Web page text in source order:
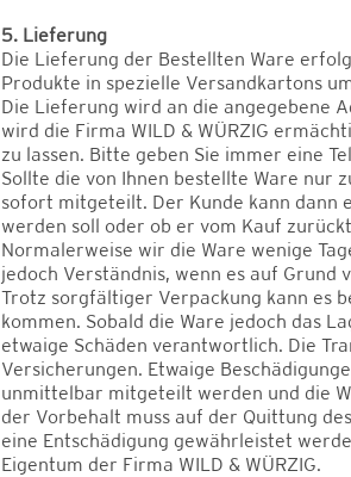
5. Lieferung
Die Lieferung der Bestellten Ware
Produkte in spezielle Versandkartons
Die Lieferung wird an die angegebene
wird die Firma WILD & WÜRZIG
zu lassen. Bitte geben Sie immer eine
Sollte die von Ihnen bestellte Ware nur
sofort mitgeteilt. Der Kunde kann dann
werden soll oder ob er vom Kauf
Normalerweise wir die Ware wenige
jedoch Verständnis, wenn es auf
Trotz sorgfältiger Verpackung kann es
kommen. Sobald die Ware jedoch das
etwaige Schäden verantwortlich. Die
Versicherungen. Etwaige
unmittelbar mitgeteilt werden und die
der Vorbehalt muss auf der Quittung
eine Entschädigung gewährleistet
Eigentum der Firma WILD & WÜRZIG.